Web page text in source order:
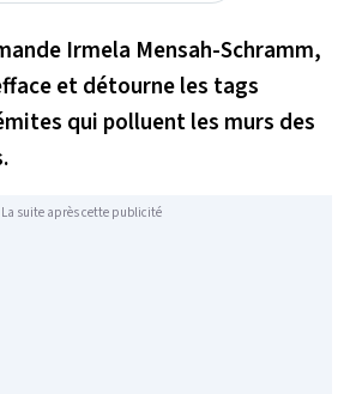
Irmela Mensah-Schramm,
et détourne les tags
qui polluent les murs des
La suite après cette publicité